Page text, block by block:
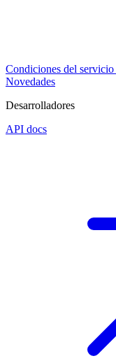
Condiciones del servicio
Novedades
Desarrolladores
API docs